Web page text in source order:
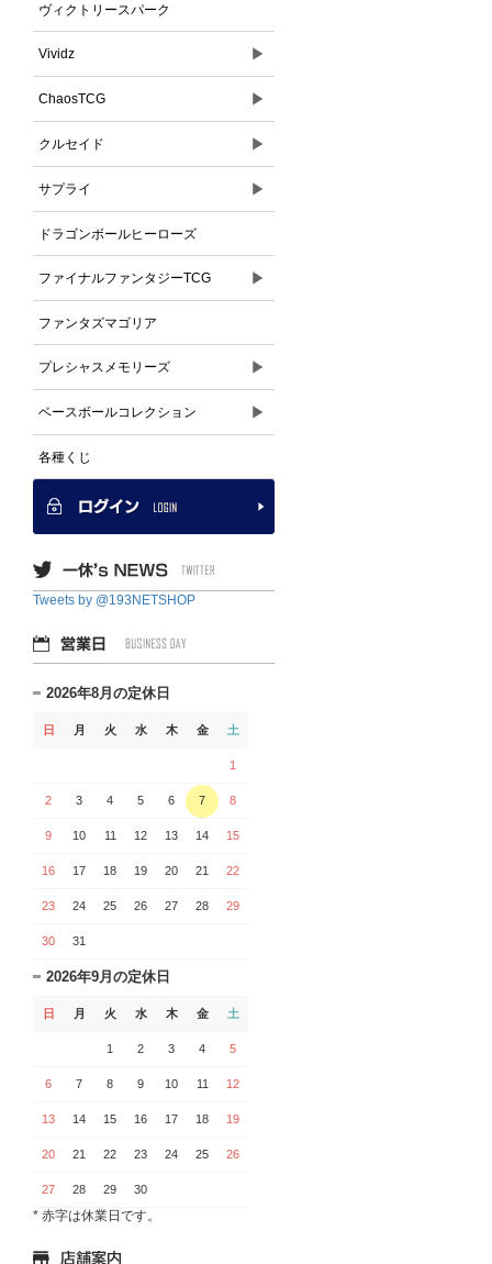
ヴィクトリースパーク
Vividz ▶
ChaosTCG ▶
クルセイド ▶
サプライ ▶
ドラゴンボールヒーローズ
ファイナルファンタジーTCG ▶
ファンタズマゴリア
プレシャスメモリーズ ▶
ベースボールコレクション ▶
各種くじ
Tweets by @193NETSHOP
2026年8月の定休日
日 月 火 水 木 金 土
1
2 3 4 5 6 7 8
9 10 11 12 13 14 15
16 17 18 19 20 21 22
23 24 25 26 27 28 29
30 31
2026年9月の定休日
日 月 火 水 木 金 土
1 2 3 4 5
6 7 8 9 10 11 12
13 14 15 16 17 18 19
20 21 22 23 24 25 26
27 28 29 30
* 赤字は休業日です。